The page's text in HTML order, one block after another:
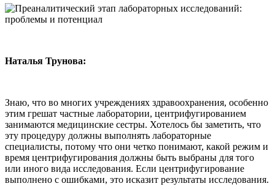
Наталья Трунова:
Знаю, что во многих учреждениях здравоохранения, особенно
этим грешат частные лаборатории, центрифугированием
занимаются медицинские сестры. Хотелось бы заметить, что
эту процедуру должны выполнять лабораторные
специалисты, потому что они четко понимают, какой режим и
время центрифугирования должны быть выбраны для того
или иного вида исследования. Если центрифугирование
выполнено с ошибками, это исказит результаты исследования.